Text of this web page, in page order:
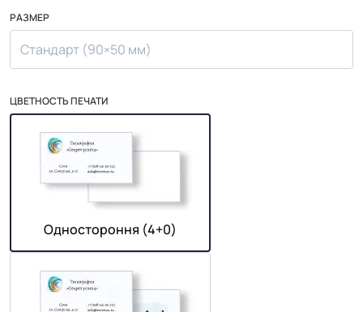
РАЗМЕР
Стандарт (90×50 мм)
ЦВЕТНОСТЬ ПЕЧАТИ
Одностороння (4+0)